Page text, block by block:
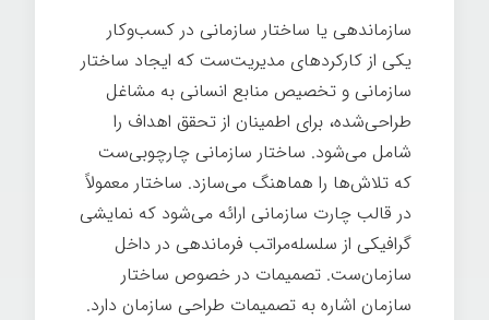
سازماندهی یا ساختار سازمانی در کسب‌وکار
یکی از کارکردهای مدیریت‌ست که ایجاد ساختار
سازمانی و تخصیص منابع انسانی به مشاغل
طراحی‌شده، برای اطمینان از تحقق اهداف را
شامل می­‌شود. ساختار سازمانی چارچوبی‌ست
که تلاش­‌ها را هماهنگ می­‌سازد. ساختار معمولاً
در قالب چارت سازمانی ارائه می­‌شود که نمایشی
گرافیکی از سلسله‌مراتب فرماندهی در داخل
سازمان‌ست. تصمیمات در خصوص ساختار
سازمان اشاره به تصمیمات طراحی سازمان دارد.